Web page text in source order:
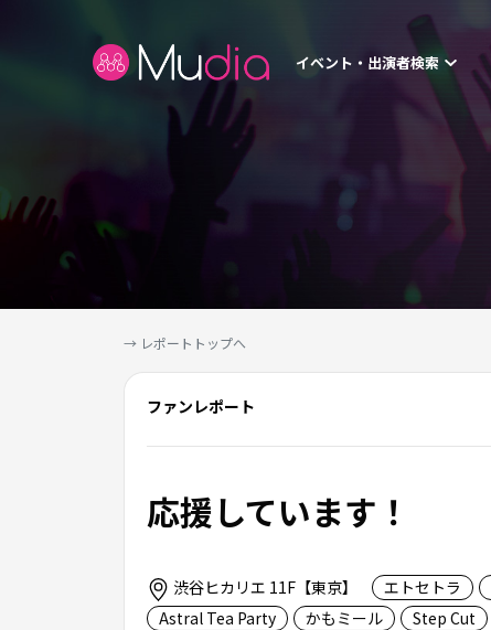
イベント・出演者検索
→ レポートトップへ
ファンレポート
応援しています！
渋谷ヒカリエ 11F【東京】 エトセトラ
Astral Tea Party
かもミール Step Cut